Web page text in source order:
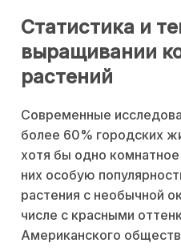
Статистика и
выращивании
растений
Современные
более 60% городских
хотя бы одно
них особую
растения с необычной
числе с красными
Американского